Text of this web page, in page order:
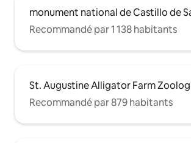
monument national de Castillo de
Recommandé par 1 138 habitants
St. Augustine Alligator Farm
Recommandé par 879 habitants